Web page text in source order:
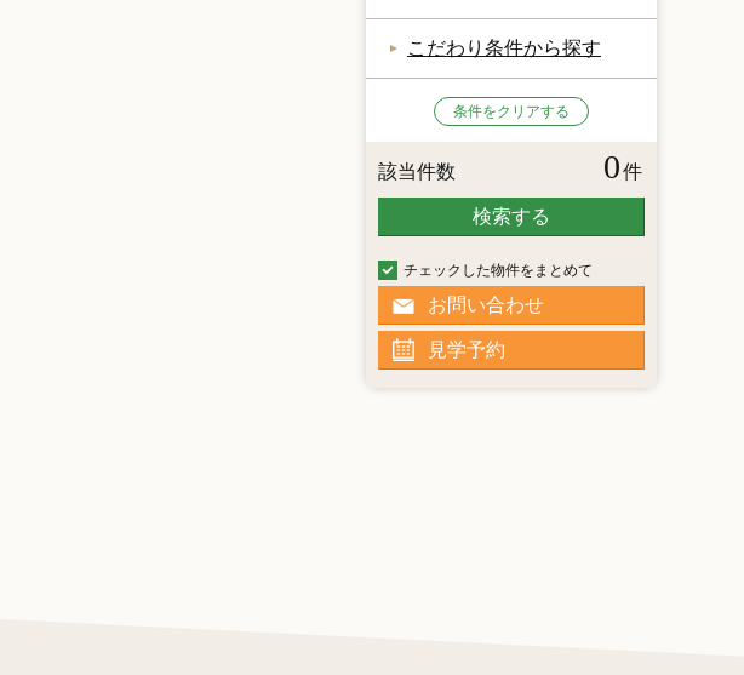
こだわり条件から探す
条件をクリアする
該当件数 0件
検索する
チェックした物件をまとめて
お問い合わせ
見学予約